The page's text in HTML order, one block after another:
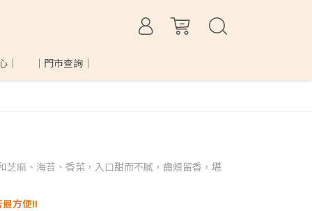
│ ｜門市查詢｜
芝麻、海苔、香菜，入口甜而不膩，齒頰留香，堪
方便!!